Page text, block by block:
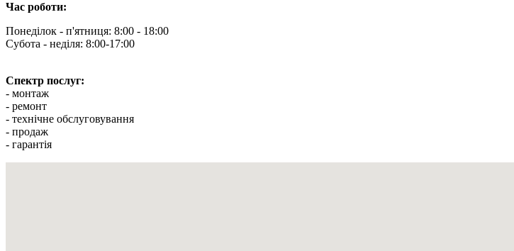
Час роботи:
Понеділок - п'ятниця: 8:00 - 18:00
Субота - неділя: 8:00-17:00
Спектр послуг:
- монтаж
- ремонт
- технічне обслуговування
- продаж
- гарантія